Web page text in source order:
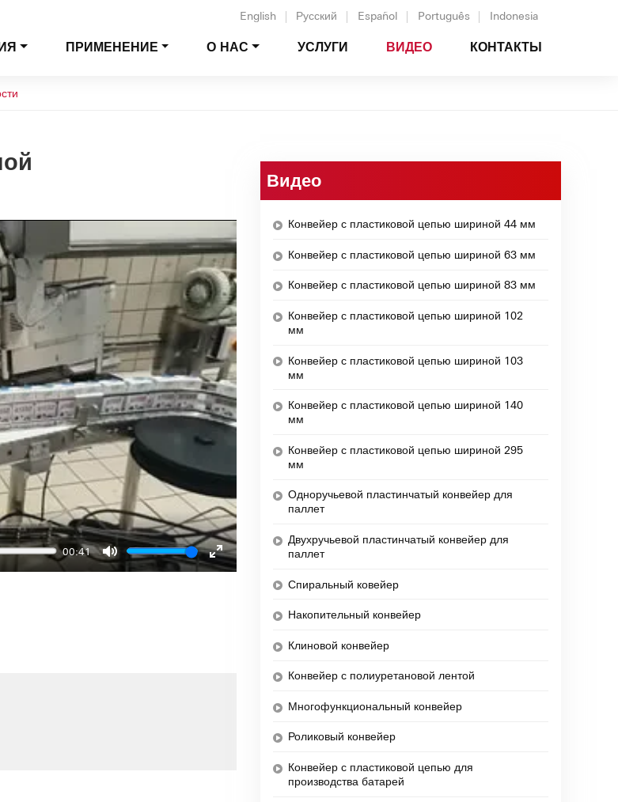
English Русский Español Português Indonesia
ПРИМЕНЕНИЕ О НАС УСЛУГИ ВИДЕО КОНТАКТЫ
00:41
Mute
Enter
Видео
Конвейер с пластиковой цепью шириной 44 мм
Конвейер с пластиковой цепью шириной 63 мм
Конвейер с пластиковой цепью шириной 83 мм
Конвейер с пластиковой цепью шириной 102
мм
Конвейер с пластиковой цепью шириной 103
мм
Конвейер с пластиковой цепью шириной 140
мм
Конвейер с пластиковой цепью шириной 295
мм
Одноручьевой пластинчатый конвейер для
паллет
Двухручьевой пластинчатый конвейер для
паллет
Спиральный ковейер
Накопительный конвейер
Клиновой конвейер
Конвейер с полиуретановой лентой
Многофункциональный конвейер
Роликовый конвейер
Конвейер с пластиковой цепью для
производства батарей